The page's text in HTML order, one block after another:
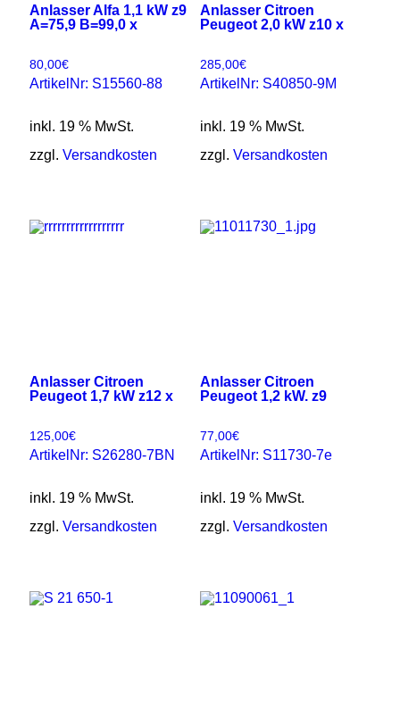
Anlasser Alfa 1,1 kW z9
A=75,9 B=99,0 x
80,00€
ArtikelNr: S15560-88
inkl. 19 % MwSt.
zzgl. Versandkosten
Anlasser Citroen
Peugeot 2,0 kW z10 x
285,00€
ArtikelNr: S40850-9M
inkl. 19 % MwSt.
zzgl. Versandkosten
Anlasser Citroen
Peugeot 1,7 kW z12 x
125,00€
ArtikelNr: S26280-7BN
inkl. 19 % MwSt.
zzgl. Versandkosten
Anlasser Citroen
Peugeot 1,2 kW. z9
77,00€
ArtikelNr: S11730-7e
inkl. 19 % MwSt.
zzgl. Versandkosten